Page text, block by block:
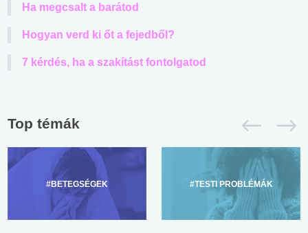
Ha megcsalt a barátod
Hogyan verd ki őt a fejedből?
7 kérdés, ha a szakítást fontolgatod
Top témák
#BETEGSÉGEK #TESTI PROBLÉMÁK